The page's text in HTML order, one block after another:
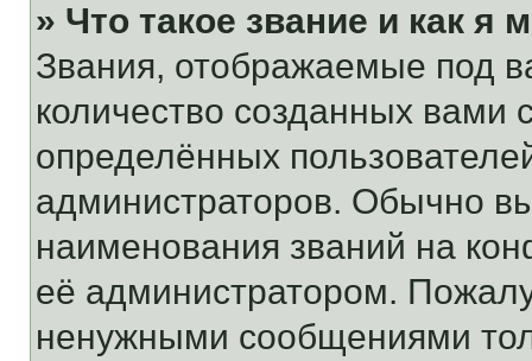
» Что такое звание и как я
Звания, отображаемые под
количество созданных
определённых
администраторов. Обычно
наименования званий на
её администратором.
ненужными сообщениями